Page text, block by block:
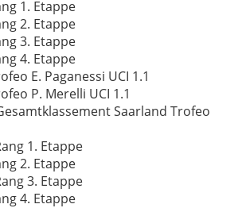
1. Etappe
2. Etappe
3. Etappe
4. Etappe
E. Paganessi UCI 1.1
P. Merelli UCI 1.1
Saarland Trofeo
1. Etappe
2. Etappe
3. Etappe
4. Etappe